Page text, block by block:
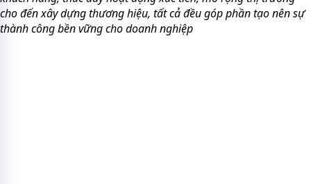
cho đến xây dựng thương hiệu, tất cả đều góp phần tạo nên sự
thành công bền vững cho doanh nghiệp